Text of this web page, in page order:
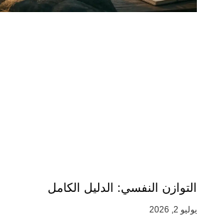
التوازن النفسي: الدليل الكامل
يوليو 2, 2026